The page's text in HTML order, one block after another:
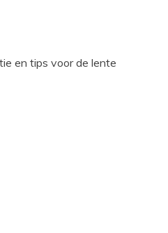
en tips voor de lente